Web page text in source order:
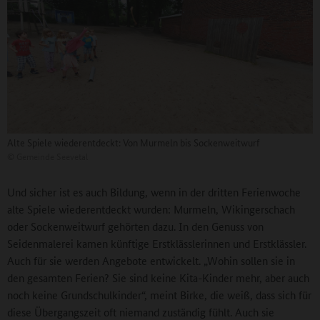
Und sicher ist es auch Bildung, wenn in der dritten Ferienwoche
alte Spiele wiederentdeckt wurden: Murmeln, Wikingerschach
oder Sockenweitwurf gehörten dazu. In den Genuss von
Seidenmalerei kamen künftige Erstklässlerinnen und Erstklässler.
Auch für sie werden Angebote entwickelt. „Wohin sollen sie in
den gesamten Ferien? Sie sind keine Kita-Kinder mehr, aber auch
noch keine Grundschulkinder“, meint Birke, die weiß, dass sich für
diese Übergangszeit oft niemand zuständig fühlt. Auch sie